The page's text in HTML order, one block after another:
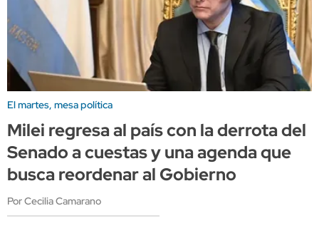
El martes, mesa política
Milei regresa al país con la derrota del
Senado a cuestas y una agenda que
busca reordenar al Gobierno
Por Cecilia Camarano